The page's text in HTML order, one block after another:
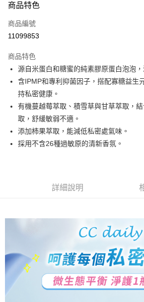
信用卡一次付款
信用卡分期付款
合作金庫商業銀行
華南商業銀行
彰化商
上海商業儲蓄銀行
台北富
國泰世華商業銀行
臺灣中小企業銀行
台中商
匯豐（台灣）商業銀行
聯邦商業銀行
元大商業銀行
永豐商業
玉山商業銀行
星展（
超商取貨付款
LINE Pay
Apple Pay
街口支付
流程，驗證手機門號後，選擇欲分期的期數、繳
3.實際核准額度、可分期數及費用金額請依後續交
4.訂單成立30分鐘內，如未前往確認交易或遇審
消。如遇「轉專審核」未通過狀況，表示未達大哥
法說明評估內容。
【繳款方式說明】
1.分期款項不併入電信帳單，「大哥付你分期」於
相關說明
【關於「AFTEE先享後付」】
AFTEE先享後付是「在收到商品之後才付款」的
１．簡單：不需註冊會員、不需綁卡、不需儲值。
２．便利：只要手機號碼，簡訊認證，即可結帳。
３．安心：先確認商品／服務後，再付款。
【「AFTEE先享後付」結帳流程】
「Hami Point」為中華電信所提供之點數服務，可
會員帳號後，即可在購物車使用 Hami Point 折抵
ATM付款
貨到付款
商品特色
商品編號
11099853
商品特色
源自米蛋白和糖蜜的純素膠原蛋白泡泡，
含IPMP和專利抑菌因子，搭配寡糖益生
持私密健康。
有機蔓越莓萃取、積雪草與甘草萃取，
取，舒緩敏弱不適。
添加柿果萃取，能減低私密處氣味。
採用不含26種過敏原的清新香氛。
詳細說明